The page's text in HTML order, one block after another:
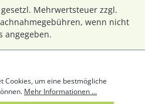
Mehrwertsteuer zzgl.
wenn nicht
angegeben.
Cookies, um eine bestmögliche
Mehr Informationen ...